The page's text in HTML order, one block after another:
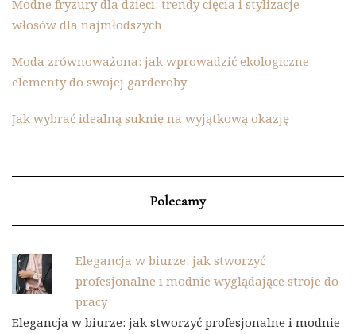
Modne fryzury dla dzieci: trendy cięcia i stylizacje
włosów dla najmłodszych
Moda zrównoważona: jak wprowadzić ekologiczne
elementy do swojej garderoby
Jak wybrać idealną suknię na wyjątkową okazję
Polecamy
Elegancja w biurze: jak stworzyć
profesjonalne i modnie wyglądające stroje do
pracy
Elegancja w biurze: jak stworzyć profesjonalne i modnie